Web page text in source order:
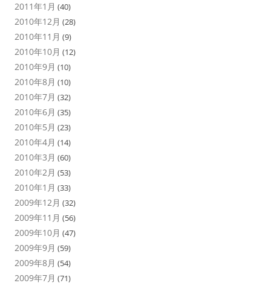
2011年1月 (40)
2010年12月 (28)
2010年11月 (9)
2010年10月 (12)
2010年9月 (10)
2010年8月 (10)
2010年7月 (32)
2010年6月 (35)
2010年5月 (23)
2010年4月 (14)
2010年3月 (60)
2010年2月 (53)
2010年1月 (33)
2009年12月 (32)
2009年11月 (56)
2009年10月 (47)
2009年9月 (59)
2009年8月 (54)
2009年7月 (71)